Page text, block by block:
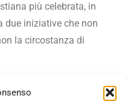
più celebrata, in
due iniziative che non
la circostanza di